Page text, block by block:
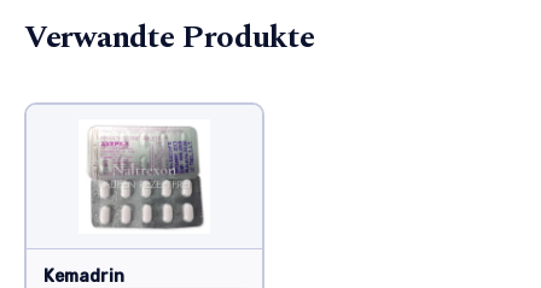
Verwandte Produkte
Kemadrin